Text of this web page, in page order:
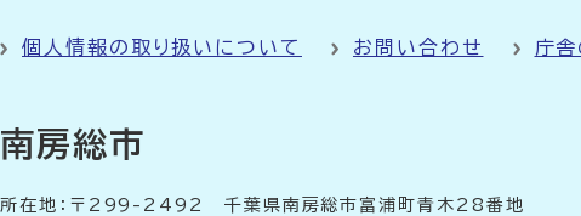
個人情報の取り扱いについて お問い合わせ 庁
南房総市
所在地：〒299-2492 千葉県南房総市富浦町青木28番地